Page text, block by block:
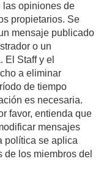
las opiniones de
propietarios. Se
mensaje publicado
o un
El Staff y el
a eliminar
de tiempo
es necesaria.
favor, entienda que
mensajes
política se aplica
los miembros del